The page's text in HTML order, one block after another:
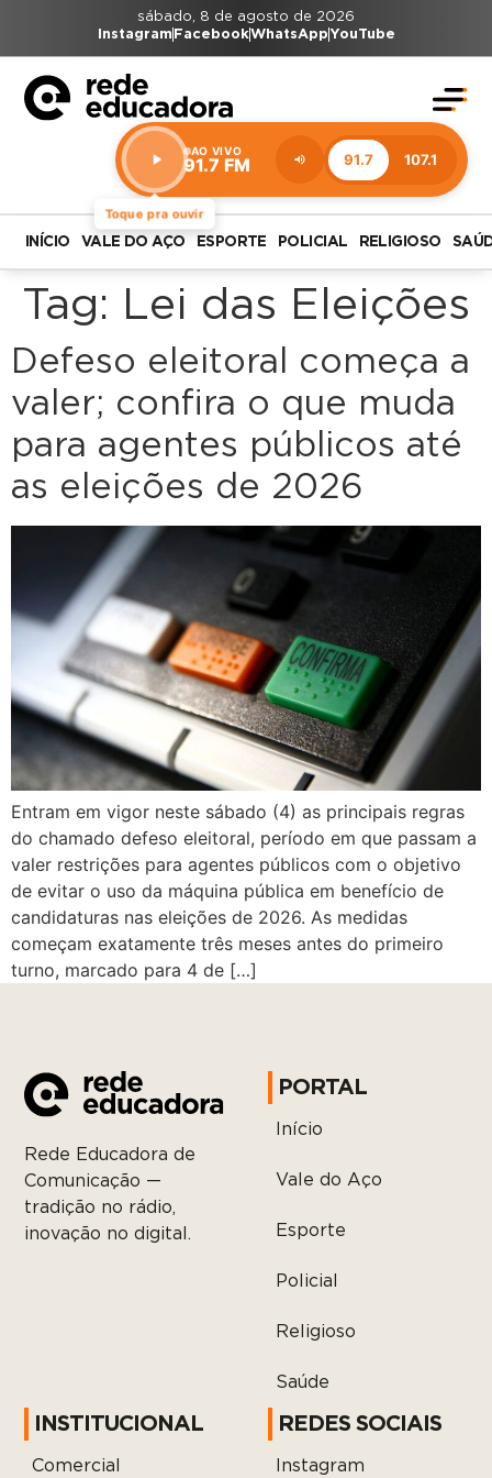
sábado, 8 de agosto de 2026
Instagram FacebookWhatsAppYouTube
Toque pra ouvir
AO VIVO
91.7 FM 91.7 107.1
Estação:
91.7
FM
INÍCIO VALE DO AÇO ESPORTE POLICIAL RELIGIOSO
Tag: Lei das Eleições
Defeso eleitoral começa a
valer; confira o que muda
para agentes públicos até
as eleições de 2026
Entram em vigor neste sábado (4) as principais regras
do chamado defeso eleitoral, período em que passam a
valer restrições para agentes públicos com o objetivo
de evitar o uso da máquina pública em benefício de
candidaturas nas eleições de 2026. As medidas
começam exatamente três meses antes do primeiro
turno, marcado para 4 de […]
Rede Educadora de
Comunicação —
tradição no rádio,
inovação no digital.
PORTAL
Início
Vale do Aço
Esporte
Policial
Religioso
Saúde
INSTITUCIONAL
Comercial
REDES SOCIAIS
Instagram